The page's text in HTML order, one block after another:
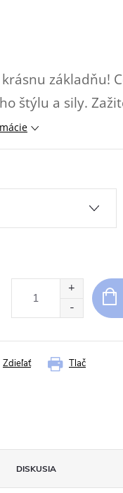
základňu!
štýlu a sily.
Tlač
Zdieľať
DISKUSIA